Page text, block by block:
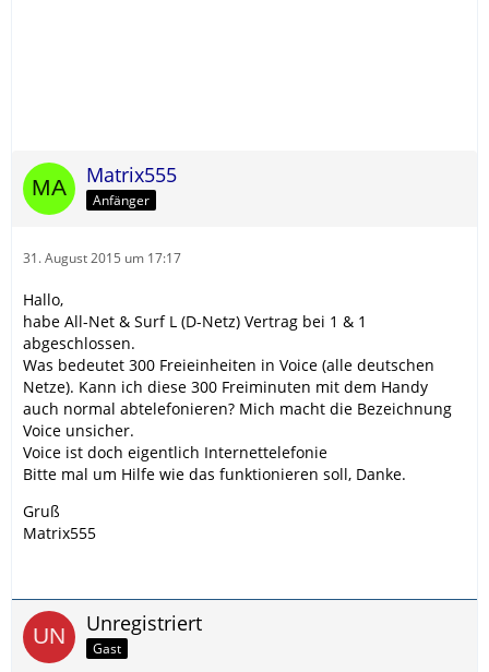
Matrix555
Anfänger
31. August 2015 um 17:17
Hallo,
habe All-Net & Surf L (D-Netz) Vertrag bei 1 & 1
abgeschlossen.
Was bedeutet 300 Freieinheiten in Voice (alle deutschen
Netze). Kann ich diese 300 Freiminuten mit dem Handy
auch normal abtelefonieren? Mich macht die Bezeichnung
Voice unsicher.
Voice ist doch eigentlich Internettelefonie
Bitte mal um Hilfe wie das funktionieren soll, Danke.
Gruß
Matrix555
Unregistriert
Gast